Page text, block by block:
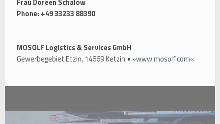
Frau Doreen Schalow
Phone: +49 33233 88390
MOSOLF Logistics & Services GmbH
Gewerbegebiet Etzin, 14669 Ketzin • www.mosolf.com